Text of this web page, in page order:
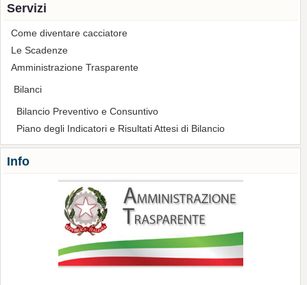
Servizi
Come diventare cacciatore
Le Scadenze
Amministrazione Trasparente
Bilanci
Bilancio Preventivo e Consuntivo
Piano degli Indicatori e Risultati Attesi di Bilancio
Info